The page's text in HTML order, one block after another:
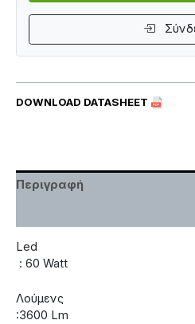
DOWNLOAD DATASHEET
Περιγραφή
Led
: 60 Watt
Λούμενς
:3600 Lm